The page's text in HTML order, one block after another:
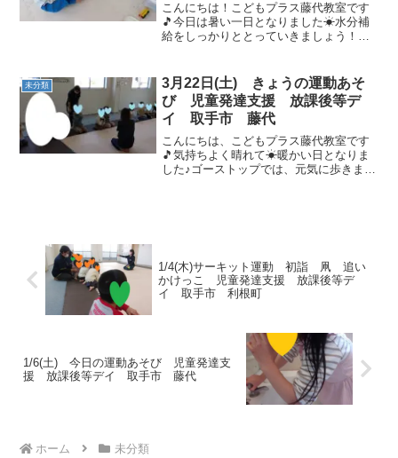
こんにちは！こどもプラス藤代教室です
🎵今日は暑い一日となりました☀水分補
給をしっかりととっていきましょう！お
つけたり・・♬ ゴーストップ🔵音が止ま
ったら、フープの中に入...
未分類
3月22日(土) きょうの運動あそ
び 児童発達支援 放課後等デ
イ 取手市 藤代
こんにちは、こどもプラス藤代教室です
🎵気持ちよく晴れて☀暖かい日となりま
した♪ゴーストップでは、元気に歩きま
1/4(木)サーキット運動 初詣 凧 追い
かけっこ 児童発達支援 放課後等デ
イ 取手市 利根町
1/6(土) 今日の運動あそび 児童発達支
援 放課後等デイ 取手市 藤代
ホーム 未分類